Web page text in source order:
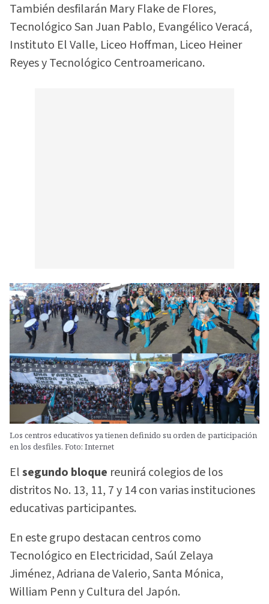
También desfilarán Mary Flake de Flores,
Tecnológico San Juan Pablo, Evangélico Veracá,
Instituto El Valle, Liceo Hoffman, Liceo Heiner
Reyes y Tecnológico Centroamericano.
Los centros educativos ya tienen definido su orden de participación
en los desfiles. Foto: Internet
Elsegundo bloque reunirá colegios de los
distritos No. 13, 11, 7 y 14 con varias instituciones
educativas participantes.
En este grupo destacan centros como
Tecnológico en Electricidad, Saúl Zelaya
Jiménez, Adriana de Valerio, Santa Mónica,
William Penn y Cultura del Japón.